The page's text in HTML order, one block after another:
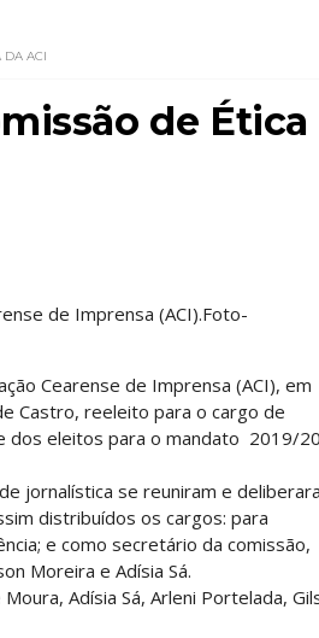
DA ACI
de Ética
de Imprensa (ACI).Foto-
Cearense de Imprensa (ACI), em
Castro, reeleito para o cargo de
dos eleitos para o mandato 2019/
jornalística se reuniram e
distribuídos os cargos: para
e como secretário da comissão,
Moreira e Adísia Sá.
Adísia Sá, Arleni Portelada,